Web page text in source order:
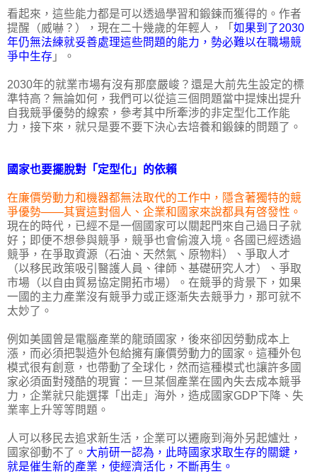
看起來，這些能力都是可以透過學習和鍛鍊而獲得的。作者
提醒（威嚇？），現在二十幾歲的年輕人，「 如果到了2030
年仍無法練就妥善處理這些問題的能力，勢必難以在職場競
爭中生存 」。
2030年的就業市場有沒有那麼嚴峻？還是大前先生設定的標
準特高？無論如何，我們可以從這三個問題當中提煉出提升
自我競爭優勢的線索，參考其中所牽涉的非定型化工作能
力，接下來，就只是要不要下決心去培養和鍛鍊的問題了。
國家也要擺脫對「定型化」的依賴
在廉價勞動力和機器都無法取代的工作中，隱含著獨特的競
爭優勢——其實這對個人、企業和國家來說都具有啓發性。
現在的時代，已經不是一個國家可以關起門來自己過日子就
好；即便不想參與競爭，競爭也會偷渡入境。各國已經透過
競爭，在爭取資源（石油、天然氣、原物料）、爭取人才
（以移民政策吸引醫護人員、律師、基礎研究人才）、爭取
市場（以自由貿易協定開拓市場）。在競爭的背景下，如果
一國的主力產業沒有競爭力或正逐漸失去競爭力，那可就不
太妙了。
例如美國曾是電腦產業的龍頭國家，後來卻因勞動成本上
漲，而必須把製造外包給擁有廉價勞動力的國家。這種外包
模式很有創意，也帶動了全球化，然而這種模式也讓許多國
家必須面對殘酷的現實：一旦某個產業在國內失去成本競爭
力，企業就只能選擇「出走」海外，造成國家GDP下降、失
業率上升等等問題。
人可以移民去追求新生活，企業可以遷廠到海外另起爐灶，
國家卻動不了。 大前研一認為，此時國家求取生存的關鍵，
就是催生新的產業，使經濟活化，不斷再生。